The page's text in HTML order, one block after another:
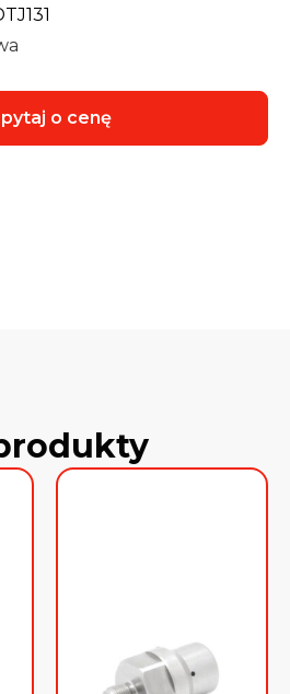
o cenę